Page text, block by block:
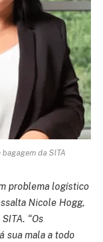
da SITA
problema logístico
Nicole Hogg,
“Os
sua mala a todo